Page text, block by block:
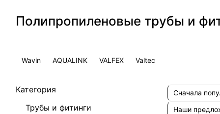
Полипропиленовые трубы и
Wavin AQUALINK VALFEX Valtec
Категория
Трубы и фитинги
Сначала
Наши